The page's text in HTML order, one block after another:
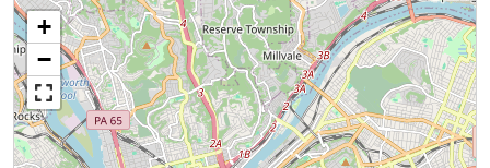
Connexion S’inscrire mot de passe oublié ?
+
−